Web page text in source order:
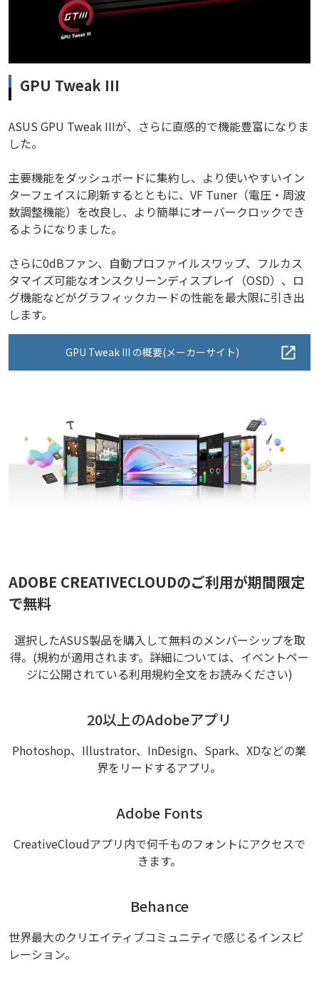
GPU Tweak III
ASUS GPU Tweak IIIが、さらに直感的で機能豊富になりま
した。
主要機能をダッシュボードに集約し、より使いやすいイン
ターフェイスに刷新するとともに、VF Tuner（電圧・周波
数調整機能）を改良し、より簡単にオーバークロックでき
るようになりました。
さらに0dBファン、自動プロファイルスワップ、フルカス
タマイズ可能なオンスクリーンディスプレイ（OSD）、ロ
グ機能などがグラフィックカードの性能を最大限に引き出
します。
GPU Tweak III の概要(メーカーサイト)
ADOBE CREATIVECLOUDのご利用が期間限定
で無料
選択したASUS製品を購入して無料のメンバーシップを取
得。(規約が適用されます。詳細については、イベントペー
ジに公開されている利用規約全文をお読みください)
20以上のAdobeアプリ
Photoshop、Illustrator、InDesign、Spark、XDなどの業
界をリードするアプリ。
Adobe Fonts
CreativeCloudアプリ内で何千ものフォントにアクセスで
きます。
Behance
世界最大のクリエイティブコミュニティで感じるインスピ
レーション。